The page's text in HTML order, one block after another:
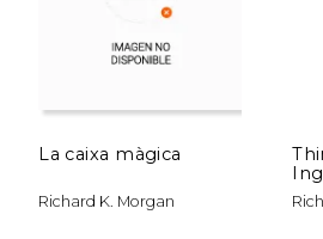
La caixa màgica
Richard K. Morgan